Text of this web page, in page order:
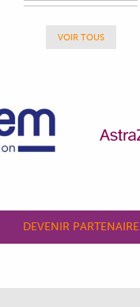
VOIR TOUS
DEVENIR PARTENAIRE